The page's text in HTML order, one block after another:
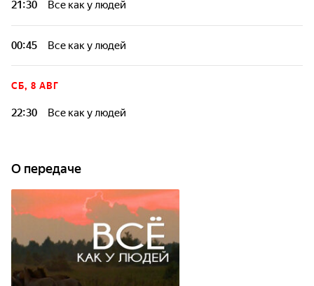
21:30 Все как у людей
00:45 Все как у людей
СБ, 8 АВГ
22:30 Все как у людей
О передаче